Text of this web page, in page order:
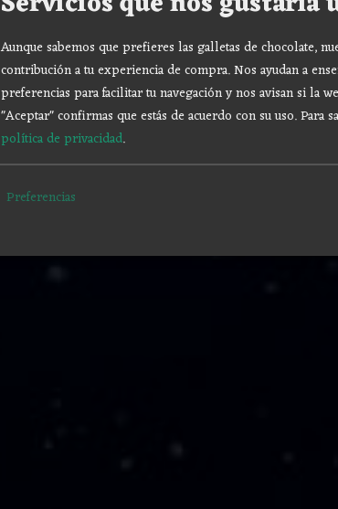
Aunque sabemos que prefieres las galletas de chocolate,
contribución a tu experiencia de compra. Nos ayudan a
preferencias para facilitar tu navegación y nos avisan si la
"Aceptar" confirmas que estás de acuerdo con su uso.Para
política de privacidad.
Preferencias